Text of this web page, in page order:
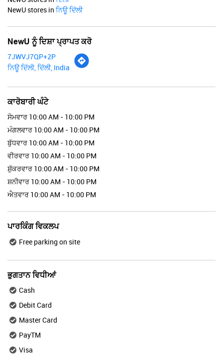
NewU stores in ਨਿਊ ਦਿੱਲੀ
NewU ਨੂੰ ਦਿਸ਼ਾ ਪ੍ਰਾਪਤ ਕਰੋ
7JWVJ7QP+2P
ਨਿਊ ਦਿੱਲੀ, ਦਿੱਲੀ, India
ਕਾਰੋਬਾਰੀ ਘੰਟੇ
ਸੋਮਵਾਰ 10:00 AM - 10:00 PM
ਮੰਗਲਵਾਰ 10:00 AM - 10:00 PM
ਬੁੱਧਵਾਰ 10:00 AM - 10:00 PM
ਵੀਰਵਾਰ 10:00 AM - 10:00 PM
ਸ਼ੁੱਕਰਵਾਰ 10:00 AM - 10:00 PM
ਸ਼ਨੀਵਾਰ 10:00 AM - 10:00 PM
ਐਤਵਾਰ 10:00 AM - 10:00 PM
ਪਾਰਕਿੰਗ ਵਿਕਲਪ
Free parking on site
ਭੁਗਤਾਨ ਵਿਧੀਆਂ
Cash
Debit Card
Master Card
PayTM
Visa